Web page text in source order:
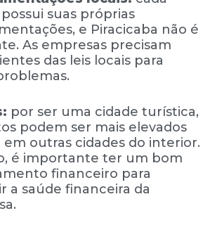
suas próprias
e Piracicaba não é
As empresas precisam
das leis locais para
por ser uma cidade turística,
podem ser mais elevados
em outras cidades do interior.
é importante ter um bom
financeiro para
a saúde financeira da